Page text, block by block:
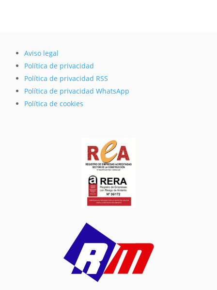
Aviso legal
Política de privacidad
Política de privacidad RSS
Política de privacidad WhatsApp
Política de cookies